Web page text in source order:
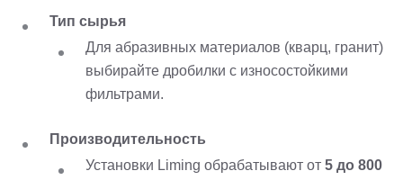
Тип сырья
Для абразивных материалов (кварц, гранит)
выбирайте дробилки с износостойкими
фильтрами.
Производительность
Установки Liming обрабатывают от 5 до 800